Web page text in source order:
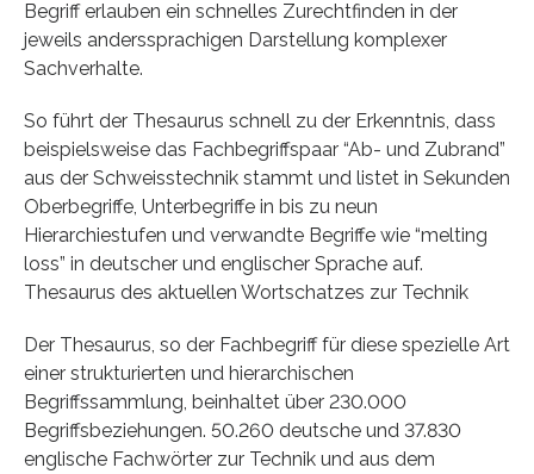
Begriff erlauben ein schnelles Zurechtfinden in der
jeweils anderssprachigen Darstellung komplexer
Sachverhalte.
So führt der Thesaurus schnell zu der Erkenntnis, dass
beispielsweise das Fachbegriffspaar “Ab- und Zubrand”
aus der Schweisstechnik stammt und listet in Sekunden
Oberbegriffe, Unterbegriffe in bis zu neun
Hierarchiestufen und verwandte Begriffe wie “melting
loss” in deutscher und englischer Sprache auf.
Thesaurus des aktuellen Wortschatzes zur Technik
Der Thesaurus, so der Fachbegriff für diese spezielle Art
einer strukturierten und hierarchischen
Begriffssammlung, beinhaltet über 230.000
Begriffsbeziehungen. 50.260 deutsche und 37.830
englische Fachwörter zur Technik und aus dem